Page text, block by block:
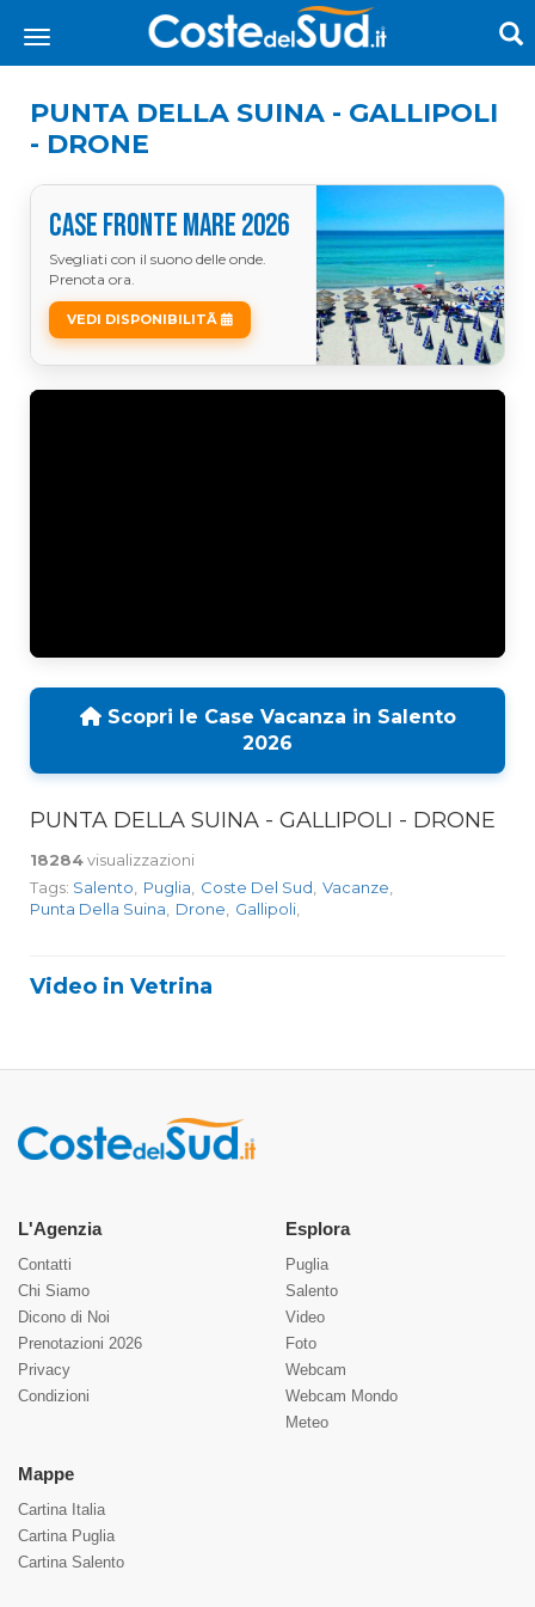
PUNTA DELLA SUINA - GALLIPOLI
- DRONE
CASE FRONTE MARE 2026
Svegliati con il suono delle onde.
Prenota ora.
VEDI DISPONIBILITÃ
Scopri le Case Vacanza in Salento
2026
PUNTA DELLA SUINA - GALLIPOLI - DRONE
18284visualizzazioni
Tags: Salento Puglia Coste Del Sud Vacanze
Punta Della Suina
Drone Gallipoli
Video in Vetrina
L'Agenzia
Contatti
Chi Siamo
Dicono di Noi
Prenotazioni 2026
Privacy
Condizioni
Esplora
Puglia
Salento
Video
Foto
Webcam
Webcam Mondo
Meteo
Mappe
Cartina Italia
Cartina Puglia
Cartina Salento